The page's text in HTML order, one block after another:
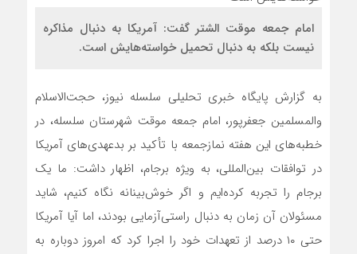
امام جمعه موقت الشتر گفت: آمریکا به دنبال مذاکره
نیست بلکه به دنبال تحمیل خواسته‌هایش است.
به گزارش پایگاه خبری تحلیلی سلسله نیوز، حجت‌الاسلام
والمسلمین جعفرپور، امام جمعه موقت شهرستان سلسله، در
خطبه‌های این هفته نمازجمعه با تأکید بر بدعهدی‌های آمریکا
در توافقات بین‌المللی، به ویژه برجام، اظهار داشت: ما یک
برجام را تجربه کرده‌ایم و اگر خوش‌بینانه نگاه کنیم، شاید
مسئولان آن زمان به دنبال راستی‌آزمایی بودند، اما آیا آمریکا
حتی ۱۰ درصد از تعهدات خود را اجرا کرد که امروز دوباره به